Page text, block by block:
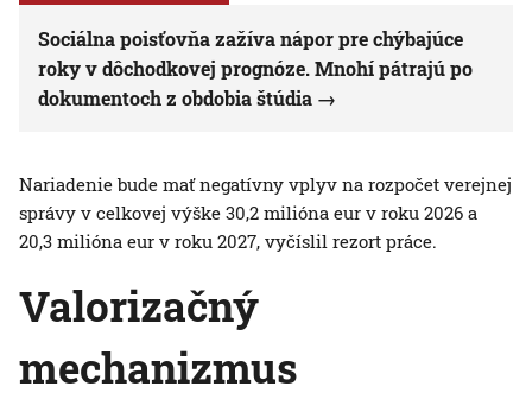
Sociálna poisťovňa zažíva nápor pre chýbajúce
roky v dôchodkovej prognóze. Mnohí pátrajú po
dokumentoch z obdobia štúdia
Nariadenie bude mať negatívny vplyv na rozpočet verejnej
správy v celkovej výške 30,2 milióna eur v roku 2026 a
20,3 milióna eur v roku 2027, vyčíslil rezort práce.
Valorizačný
mechanizmus